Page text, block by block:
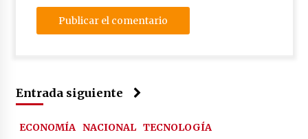
Entrada siguiente
ECONOMÍA NACIONAL TECNOLOGÍA